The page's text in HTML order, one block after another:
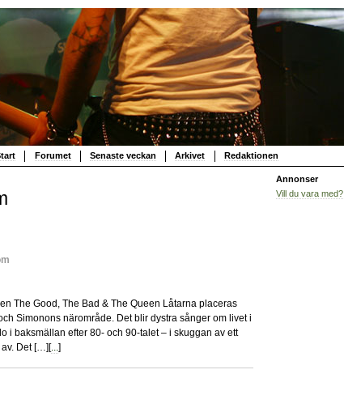
Forumet Senaste veckan Arkivet Redaktionen
The Good, The Bad & The Queen Låtarna placeras
Simonons närområde. Det blir dystra sånger om livet i
i baksmällan efter 80- och 90-talet – i skuggan av ett
av. Det […][...]
Annonser
Vill du vara med?